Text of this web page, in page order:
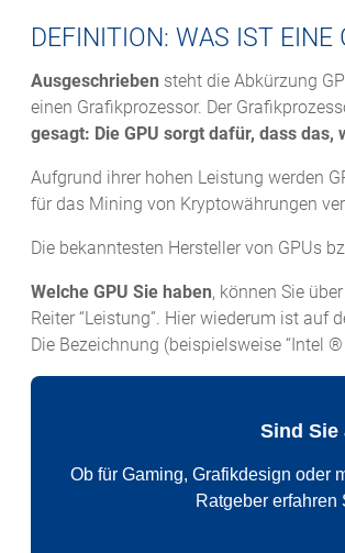
DEFINITION: WAS IST EINE
Ausgeschrieben steht die Abkürzung
einen Grafikprozessor. Der
gesagt: Die GPU sorgt dafür, dass
Aufgrund ihrer hohen Leistung werden
für das Mining von Kryptowährungen
Die bekanntesten Hersteller von GPUs
Welche GPU Sie haben, können Sie
Reiter “Leistung”. Hier wiederum ist auf
Die Bezeichnung (beispielsweise “Intel
Sind Sie
Ob für Gaming, Grafikdesign oder
Ratgeber